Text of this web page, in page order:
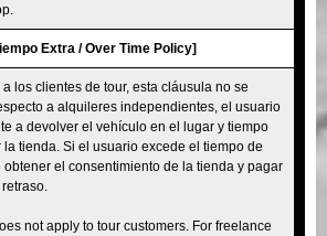
Extra / Over Time Policy]
los clientes de tour, esta cláusula no se
a alquileres independientes, el usuario
a devolver el vehículo en el lugar y tiempo
la tienda. Si el usuario excede el tiempo de
obtener el consentimiento de la tienda y pagar
not apply to tour customers. For freelance